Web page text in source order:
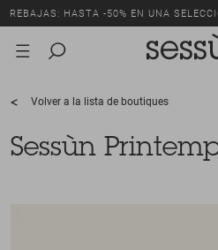
REBAJAS: HASTA -50% EN UNA
Volver a la lista de boutiques
Sessùn